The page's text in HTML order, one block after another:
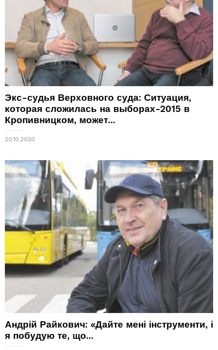
Экс-судья Верховного суда: Ситуация,
которая сложилась на выборах-2015 в
Кропивницком, может...
20.10.2020
Андрій Райкович: «Дайте мені інструменти, і
я побудую те, що...